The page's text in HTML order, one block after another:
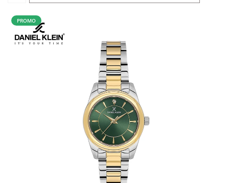
PROMO